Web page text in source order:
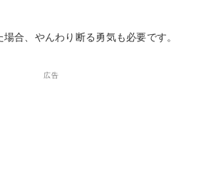
合、やんわり断る勇気も必要です。
広告